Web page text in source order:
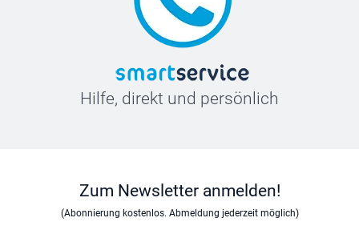
Hilfe, direkt und persönlich
Zum Newsletter anmelden!
(Abonnierung kostenlos. Abmeldung jederzeit möglich)